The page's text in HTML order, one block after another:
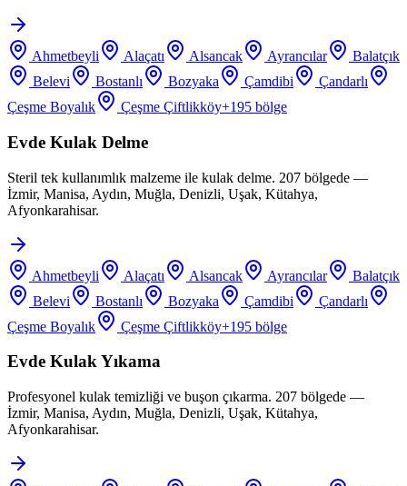
Ahmetbeyli Alaçatı Alsancak Ayrancılar
Balatçık
Belevi
Bostanlı Bozyaka Çamdibi
Çandarlı
Çeşme Boyalık
Çeşme Çiftlikköy+195 bölge
Evde Kulak Delme
Steril tek kullanımlık malzeme ile kulak delme. 207 bölgede —
İzmir, Manisa, Aydın, Muğla, Denizli, Uşak, Kütahya,
Afyonkarahisar.
Ahmetbeyli Alaçatı Alsancak Ayrancılar
Balatçık
Belevi
Bostanlı Bozyaka Çamdibi
Çandarlı
Çeşme Boyalık
Çeşme Çiftlikköy+195 bölge
Evde Kulak Yıkama
Profesyonel kulak temizliği ve buşon çıkarma. 207 bölgede —
İzmir, Manisa, Aydın, Muğla, Denizli, Uşak, Kütahya,
Afyonkarahisar.